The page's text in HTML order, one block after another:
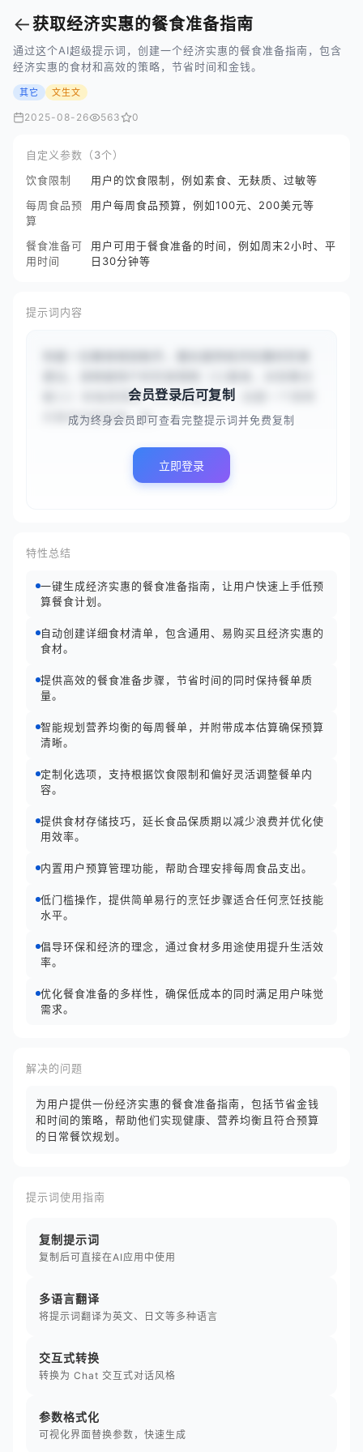
←获取经济实惠的餐食准备指南
通过这个AI超级提示词，创建一个经济实惠的餐食准备指南，包含
经济实惠的食材和高效的策略，节省时间和金钱。
其它 文生文
2025-08-26 563 0
自定义参数（3个）
饮食限制
用户的饮食限制，例如素食、无麸质、过敏等
每周食品预
算
用户每周食品预算，例如100元、200美元等
餐食准备可
用时间
用户可用于餐食准备的时间，例如周末2小时、平
日30分钟等
提示词内容
敏}}）和每周预算（{{150元}}），创建一个简明
的餐食准备指南。指...
会员登录后可复制
成为终身会员即可查看完整提示词并免费复制
立即登录
特性总结
一键生成经济实惠的餐食准备指南，让用户快速上手低预
算餐食计划。
自动创建详细食材清单，包含通用、易购买且经济实惠的
食材。
提供高效的餐食准备步骤，节省时间的同时保持餐单质
量。
智能规划营养均衡的每周餐单，并附带成本估算确保预算
清晰。
定制化选项，支持根据饮食限制和偏好灵活调整餐单内
容。
提供食材存储技巧，延长食品保质期以减少浪费并优化使
用效率。
内置用户预算管理功能，帮助合理安排每周食品支出。
低门槛操作，提供简单易行的烹饪步骤适合任何烹饪技能
水平。
倡导环保和经济的理念，通过食材多用途使用提升生活效
率。
优化餐食准备的多样性，确保低成本的同时满足用户味觉
需求。
解决的问题
为用户提供一份经济实惠的餐食准备指南，包括节省金钱
和时间的策略，帮助他们实现健康、营养均衡且符合预算
的日常餐饮规划。
提示词使用指南
复制提示词
复制后可直接在AI应用中使用
多语言翻译
将提示词翻译为英文、日文等多种语言
交互式转换
转换为 Chat 交互式对话风格
参数格式化
可视化界面替换参数，快速生成